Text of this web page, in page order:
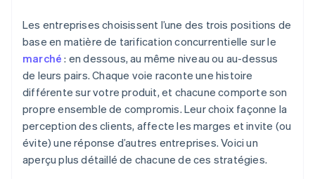
Les entreprises choisissent l’une des trois positions de
base en matière de tarification concurrentielle sur le
marché : en dessous, au même niveau ou au-dessus
de leurs pairs. Chaque voie raconte une histoire
différente sur votre produit, et chacune comporte son
propre ensemble de compromis. Leur choix façonne la
perception des clients, affecte les marges et invite (ou
évite) une réponse d’autres entreprises. Voici un
aperçu plus détaillé de chacune de ces stratégies.